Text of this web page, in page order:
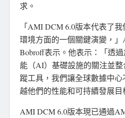
求。
「AMI DCM 6.0版本代表了
環境方面的一個關鍵演變，
Bobroff表示。他表示：「透
能（AI）基礎設施的關注並
蹤工具，我們讓全球數據中
越他們的性能和可持續發展目
AMI DCM 6.0版本現已通過